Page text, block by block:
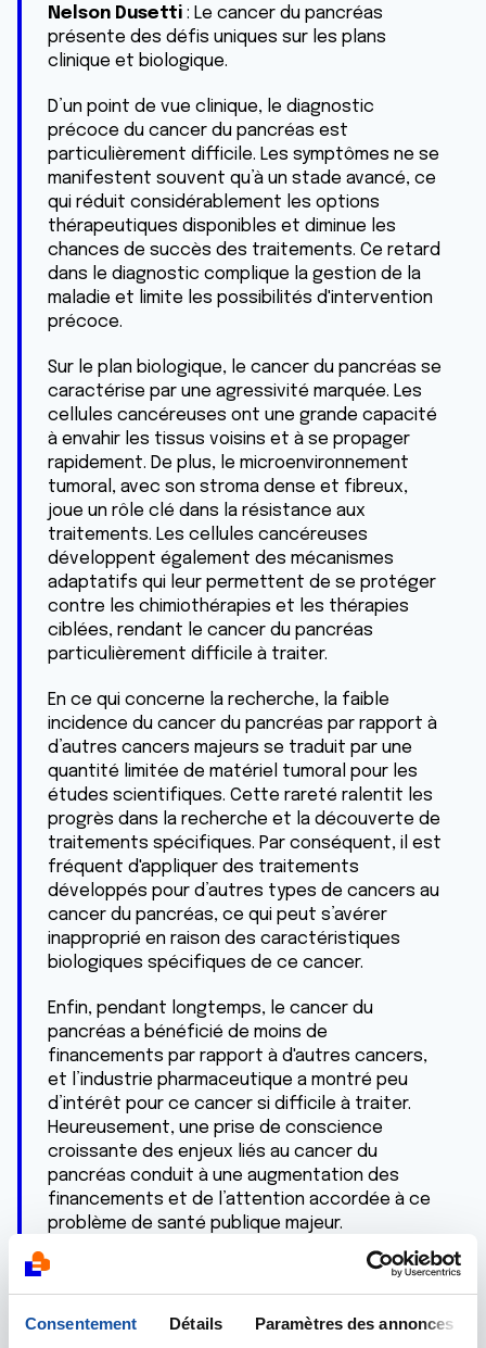
Consentement Détails Paramètres des annonces
Nelson Dusetti : Le cancer du pancréas
présente des défis uniques sur les plans
clinique et biologique.
D’un point de vue clinique, le diagnostic
précoce du cancer du pancréas est
particulièrement difficile. Les symptômes ne se
manifestent souvent qu’à un stade avancé, ce
qui réduit considérablement les options
thérapeutiques disponibles et diminue les
chances de succès des traitements. Ce retard
dans le diagnostic complique la gestion de la
maladie et limite les possibilités d'intervention
précoce.
Sur le plan biologique, le cancer du pancréas se
caractérise par une agressivité marquée. Les
cellules cancéreuses ont une grande capacité
à envahir les tissus voisins et à se propager
rapidement. De plus, le microenvironnement
tumoral, avec son stroma dense et fibreux,
joue un rôle clé dans la résistance aux
traitements. Les cellules cancéreuses
développent également des mécanismes
adaptatifs qui leur permettent de se protéger
contre les chimiothérapies et les thérapies
ciblées, rendant le cancer du pancréas
particulièrement difficile à traiter.
En ce qui concerne la recherche, la faible
incidence du cancer du pancréas par rapport à
d’autres cancers majeurs se traduit par une
quantité limitée de matériel tumoral pour les
études scientifiques. Cette rareté ralentit les
progrès dans la recherche et la découverte de
traitements spécifiques. Par conséquent, il est
fréquent d'appliquer des traitements
développés pour d’autres types de cancers au
cancer du pancréas, ce qui peut s’avérer
inapproprié en raison des caractéristiques
biologiques spécifiques de ce cancer.
Enfin, pendant longtemps, le cancer du
pancréas a bénéficié de moins de
financements par rapport à d'autres cancers,
et l’industrie pharmaceutique a montré peu
d’intérêt pour ce cancer si difficile à traiter.
Heureusement, une prise de conscience
croissante des enjeux liés au cancer du
pancréas conduit à une augmentation des
financements et de l’attention accordée à ce
problème de santé publique majeur.
2) Comment la recherche translationnelle
s’attaque-t-elle à cette problématique ?
Quelles sont les pistes d’amélioration ?